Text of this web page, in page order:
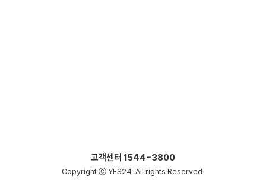
고객센터 1544-3800
Copyright ⓒ YES24. All rights Reserved.